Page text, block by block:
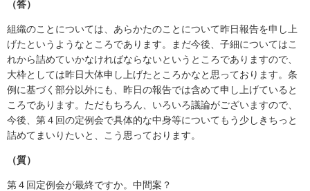
（答）
組織のことについては、あらかたのことについて昨日報告を申し上
げたというようなところであります。まだ今後、子細についてはこ
れから詰めていかなければならないというところでありますので、
大枠としては昨日大体申し上げたところかなと思っております。条
例に基づく部分以外にも、昨日の報告では含めて申し上げていると
ころであります。ただもちろん、いろいろ議論がございますので、
今後、第４回の定例会で具体的な中身等についてもう少しきちっと
詰めてまいりたいと、こう思っております。
（質）
第４回定例会が最終ですか。中間案？